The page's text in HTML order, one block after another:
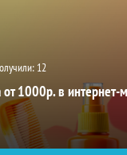
12
1000р. в интернет-